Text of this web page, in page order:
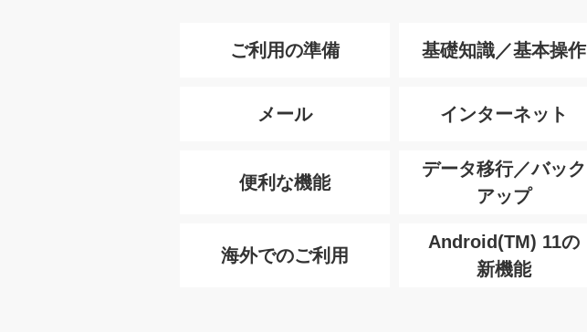
ご利用の準備 基礎知識／基本操作
メール インターネット
便利な機能
データ移行／バック
アップ
海外でのご利用
Android(TM) 11の
新機能